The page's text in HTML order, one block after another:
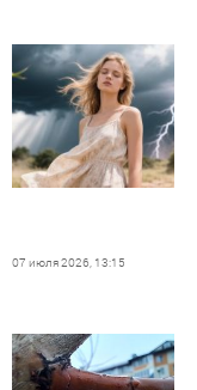
07 июля 2026, 13:15